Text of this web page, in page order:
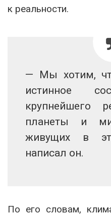
к реальности.
— Мы хотим,
истинное
крупнейшего
планеты и
живущих в
написал он.
По его словам,